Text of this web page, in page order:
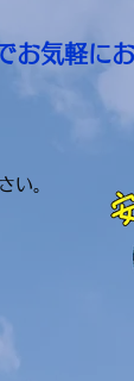
お気軽に
い。